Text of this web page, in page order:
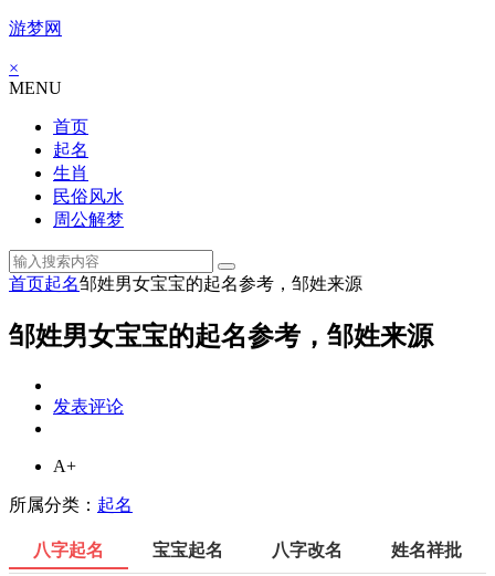
游梦网
×
MENU
首页
起名
生肖
民俗风水
周公解梦
首页起名邹姓男女宝宝的起名参考，邹姓来源
邹姓男女宝宝的起名参考，邹姓来源
发表评论
A+
所属分类： 起名
八字起名 宝宝起名 八字改名 姓名祥批